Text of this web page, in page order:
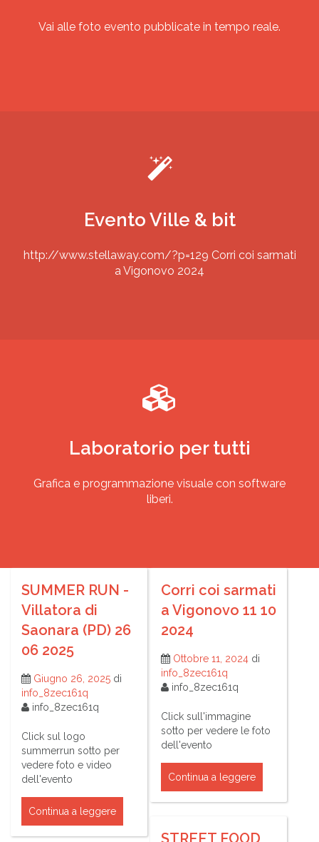
Vai alle foto evento pubblicate in tempo reale.
Evento Ville & bit
http://www.stellaway.com/?p=129 Corri coi sarmati
a Vigonovo 2024
Laboratorio per tutti
Grafica e programmazione visuale con software
liberi.
SUMMER RUN -
Villatora di
Saonara (PD) 26
06 2025
Giugno 26, 2025 di
info_8zec161q
info_8zec161q
Click sul logo
summerrun sotto per
vedere foto e video
dell'evento
Continua a leggere
Corri coi sarmati
a Vigonovo 11 10
2024
Ottobre 11, 2024 di
info_8zec161q
info_8zec161q
Click sull'immagine
sotto per vedere le foto
dell'evento
Continua a leggere
STREET FOOD